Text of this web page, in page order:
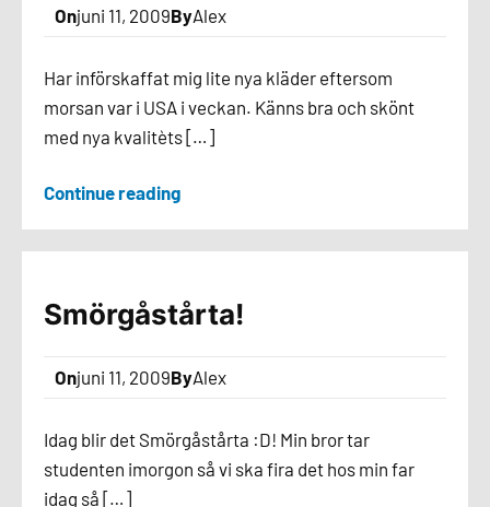
Onjuni 11, 2009ByAlex
Har införskaffat mig lite nya kläder eftersom
morsan var i USA i veckan. Känns bra och skönt
med nya kvalitèts […]
Continue reading
Smörgåstårta!
Onjuni 11, 2009ByAlex
Idag blir det Smörgåstårta :D! Min bror tar
studenten imorgon så vi ska fira det hos min far
idag så […]